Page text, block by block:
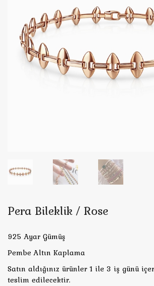
Pera Bileklik / Rose
925 Ayar Gümüş
Pembe Altın Kaplama
Satın aldığınız ürünler 1 ile 3 iş günü
teslim edilecektir.